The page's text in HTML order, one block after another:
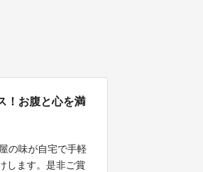
！お腹と心を満
の味が自宅で手軽
します。是非ご賞